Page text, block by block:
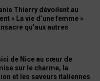
Thierry dévoilent au
« La vie d’une femme »
qu’aux autres
de Nice au cœur de
sur le charme, la
et les saveurs italiennes